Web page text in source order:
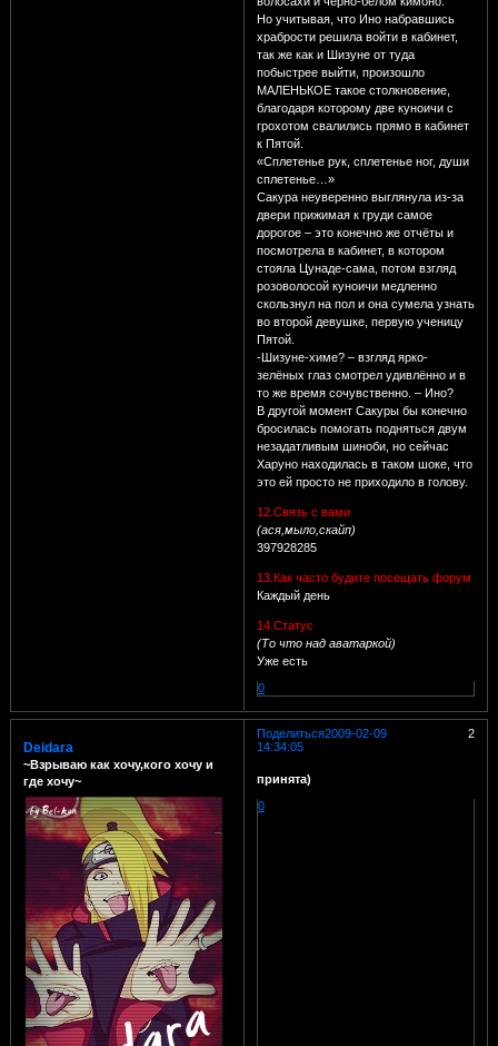
Но учитывая, что Ино набравшись
храбрости решила войти в кабинет,
так же как и Шизуне от туда
побыстрее выйти, произошло
МАЛЕНЬКОЕ такое столкновение,
благодаря которому две куноичи с
грохотом свалились прямо в кабинет
к Пятой.
«Сплетенье рук, сплетенье ног, души
сплетенье…»
Сакура неуверенно выглянула из-за
двери прижимая к груди самое
дорогое – это конечно же отчёты и
посмотрела в кабинет, в котором
стояла Цунаде-сама, потом взгляд
розоволосой куноичи медленно
скользнул на пол и она сумела узнать
во второй девушке, первую ученицу
Пятой.
-Шизуне-химе? – взгляд ярко-
зелёных глаз смотрел удивлённо и в
то же время сочувственно. – Ино?
В другой момент Сакуры бы конечно
бросилась помогать подняться двум
незадатливым шиноби, но сейчас
Харуно находилась в таком шоке, что
это ей просто не приходило в голову.
12.Связь с вами
(ася,мыло,скайп)
397928285
13.Как часто будите посещать форум
Каждый день
14.Статус
(То что над аватаркой)
Уже есть
0
Поделиться 2
2009-02-09
14:34:05
Deidara
~Взрываю как хочу,кого хочу и
где хочу~
принята)
0